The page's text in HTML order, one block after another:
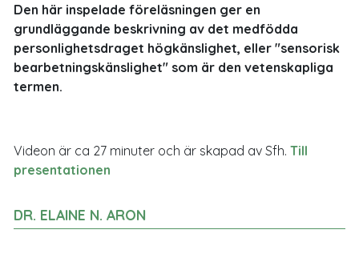
Den här inspelade föreläsningen ger en
grundläggande beskrivning av det medfödda
personlighetsdraget högkänslighet, eller "sensorisk
bearbetningskänslighet" som är den vetenskapliga
termen.
Videon är ca 27 minuter och är skapad av Sfh. Till
presentationen
DR. ELAINE N. ARON